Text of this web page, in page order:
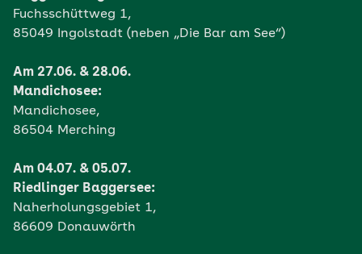
Fuchsschüttweg 1,
85049 Ingolstadt (neben „Die Bar am See“)
Am 27.06. & 28.06.
Mandichosee:
Mandichosee,
86504 Merching
Am 04.07. & 05.07.
Riedlinger Baggersee:
Naherholungsgebiet 1,
86609 Donauwörth